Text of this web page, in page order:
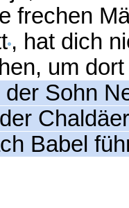
frechen
, hat dich
um
Sohn
Babel